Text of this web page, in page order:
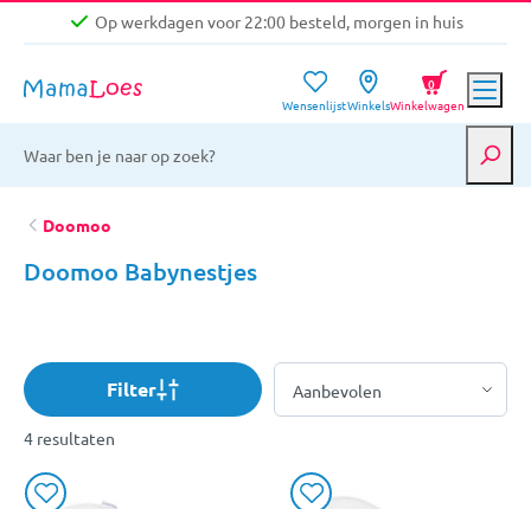
Op werkdagen voor 22:00 besteld, morgen in huis
Gratis verzending vanaf €39,-
Op werkdagen voor 22:00 besteld, morgen in huis
WensenlijstWinkelsWinkelwagen
0
Doomoo
Doomoo Babynestjes
Filter
4 resultaten